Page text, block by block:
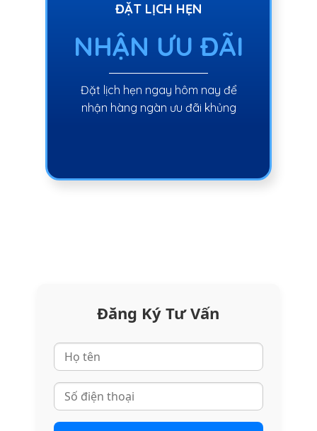
ĐẶT LỊCH HẸN
NHẬN ƯU ĐÃI
Đặt lịch hẹn ngay hôm nay để
nhận hàng ngàn ưu đãi khủng
Đăng Ký Tư Vấn